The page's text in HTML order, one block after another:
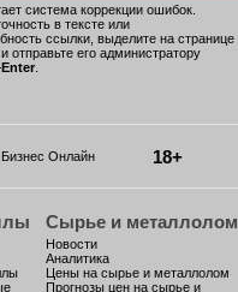
система коррекции ошибок.
в тексте или
ссылки, выделите на странице
отправьте его администратору
Enter.
Бизнес Онлайн 18+
Сырье и металлолом
Новости
Аналитика
Цены на сырье и металлолом
Прогнозы цен на сырье и